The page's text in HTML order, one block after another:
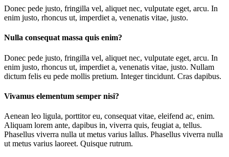
Donec pede justo, fringilla vel, aliquet nec, vulputate eget, arcu. In
enim justo, rhoncus ut, imperdiet a, venenatis vitae, justo.
Nulla consequat massa quis enim?
Donec pede justo, fringilla vel, aliquet nec, vulputate eget, arcu. In
enim justo, rhoncus ut, imperdiet a, venenatis vitae, justo. Nullam
dictum felis eu pede mollis pretium. Integer tincidunt. Cras dapibus.
Vivamus elementum semper nisi?
Aenean leo ligula, porttitor eu, consequat vitae, eleifend ac, enim.
Aliquam lorem ante, dapibus in, viverra quis, feugiat a, tellus.
Phasellus viverra nulla ut metus varius lallus. Phasellus viverra nulla
ut metus varius laoreet. Quisque rutrum.